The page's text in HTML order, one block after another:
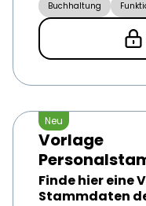
Buchhaltung
Neu
Vorlage
Finde hier eine
Stammdaten